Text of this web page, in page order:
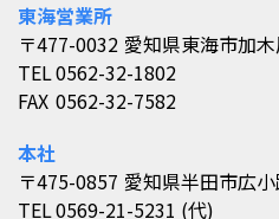
東海営業所
〒477-0032 愛知県東海市加
TEL0562-32-1802
FAX 0562-32-7582
本社
〒475-0857 愛知県半田市広
TEL0569-21-5231 (代)